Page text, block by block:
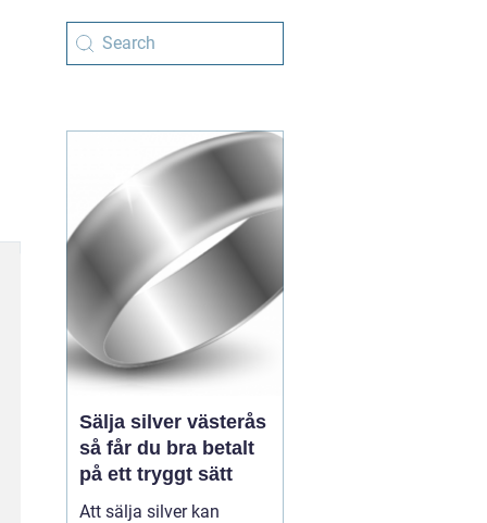
Sälja silver västerås
så får du bra betalt
på ett tryggt sätt
Att sälja silver kan